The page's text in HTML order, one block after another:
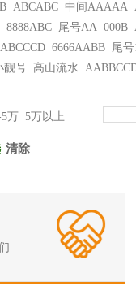
ABCABC 中间AAAAA
8888ABC 尾号AA 000B
6666AABB 尾号
靓号 高山流水
万 5万以上
清除